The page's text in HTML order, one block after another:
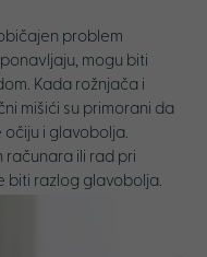
problem
mogu biti
Kada rožnjača i
mišići su primorani da
i glavobolja.
ili rad pri
biti razlog glavobolja.